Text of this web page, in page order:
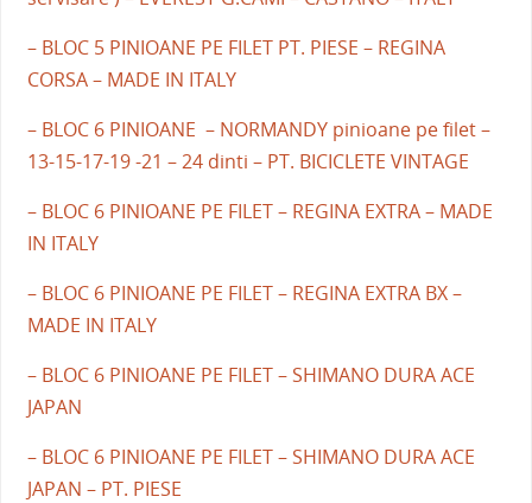
– BLOC 5 PINIOANE PE FILET PT. PIESE – REGINA
CORSA – MADE IN ITALY
– BLOC 6 PINIOANE – NORMANDY pinioane pe filet –
13-15-17-19 -21 – 24 dinti – PT. BICICLETE VINTAGE
– BLOC 6 PINIOANE PE FILET – REGINA EXTRA – MADE
IN ITALY
– BLOC 6 PINIOANE PE FILET – REGINA EXTRA BX –
MADE IN ITALY
– BLOC 6 PINIOANE PE FILET – SHIMANO DURA ACE
JAPAN
– BLOC 6 PINIOANE PE FILET – SHIMANO DURA ACE
JAPAN – PT. PIESE